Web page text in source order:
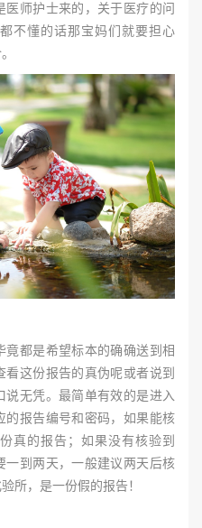
师护士来的，关于医疗的问
不懂的话那宝妈们就要担心
都是希望标本的确确送到相
看这份报告的真伪呢或者说到
无凭。最简单有效的是进入
的报告编号和密码，如果能核
真的报告；如果没有核验到
一到两天，一般建议两天后核
所，是一份假的报告！